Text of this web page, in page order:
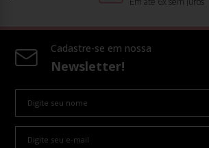
Cadastre-se em nossa
Newsletter!